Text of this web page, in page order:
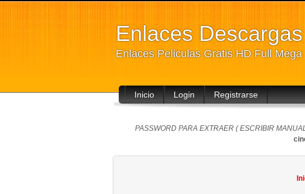
Enlaces
Enlaces Peliculas Gratis HD Full Mega
Inicio Login Registrarse
PASSWORD PARA EXTRAER ( ESCRIBIR